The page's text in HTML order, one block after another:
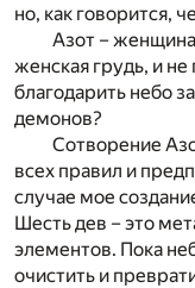
но, как говорится,
Азот –
женская грудь, и
благодарить небо
демонов?
Сотворение
всех правил и
случае мое
Шесть дев – это
элементов. Пока
очистить и